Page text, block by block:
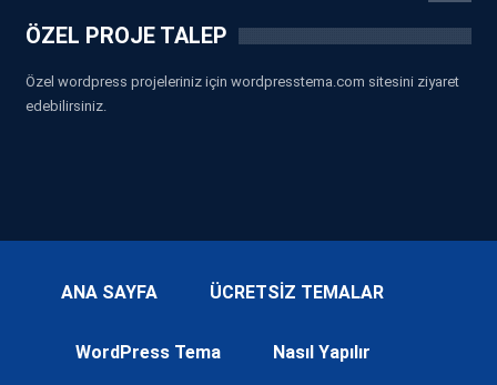
ÖZEL PROJE TALEP
Özel wordpress projeleriniz için wordpresstema.com sitesini ziyaret
edebilirsiniz.
ANA SAYFA ÜCRETSİZ TEMALAR
WordPress Tema Nasıl Yapılır